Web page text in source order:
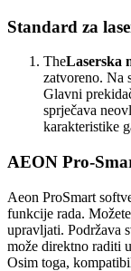
Standard za
TheLaserska
zatvoreno. Na
Glavni
sprječava
karakteristike
AEON Pro-
Aeon ProSmart
funkcije rada.
upravljati. Podržava
može direktno raditi
Osim toga,